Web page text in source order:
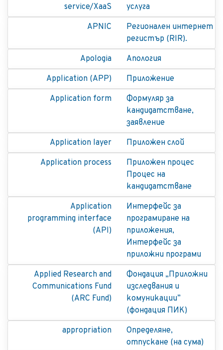
service/XaaS
услуга
APNIC
Регионален интернет
регистър (RIR).
Apologia
Апология
Application (APP)
Приложение
Application form
Формуляр за
кандидатстване,
заявление
Application layer
Приложен слой
Application process
Приложен процес
Процес на
кандидатстване
Application
programming interface
(API)
Интерфейс за
програмиране на
приложения,
Интерфейс за
приложни програми
Applied Research and
Communications Fund
(ARC Fund)
Фондация „Приложни
изследвания и
комуникации”
(фондация ПИК)
appropriation
Определяне,
отпускане (на сума)